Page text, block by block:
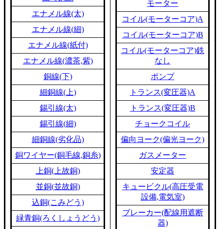
エナメル線(太)
エナメル線(細)
エナメル線(紙付)
エナメル線(濃茶,紫)
銅線(下)
細銅線(上)
錫引線(太)
錫引線(細)
細銅線(劣化品)
銅ワイヤー(銅毛線,銅糸)
上銅(上故銅)
並銅(並故銅)
込銅(こみどう)
緑青銅(ろくしょうどう)
モーター
コイル(モーターコア)A
コイル(モーターコア)B
コイル(モーターコア)鉄
なし
ポンプ
トランス(変圧器)A
トランス(変圧器)B
チョークコイル
偏向ヨーク(偏光ヨーク)
ガスメーター
安定器
キュービクル(高圧受電
設備,電気室)
ブレーカー(配線用遮断
器)